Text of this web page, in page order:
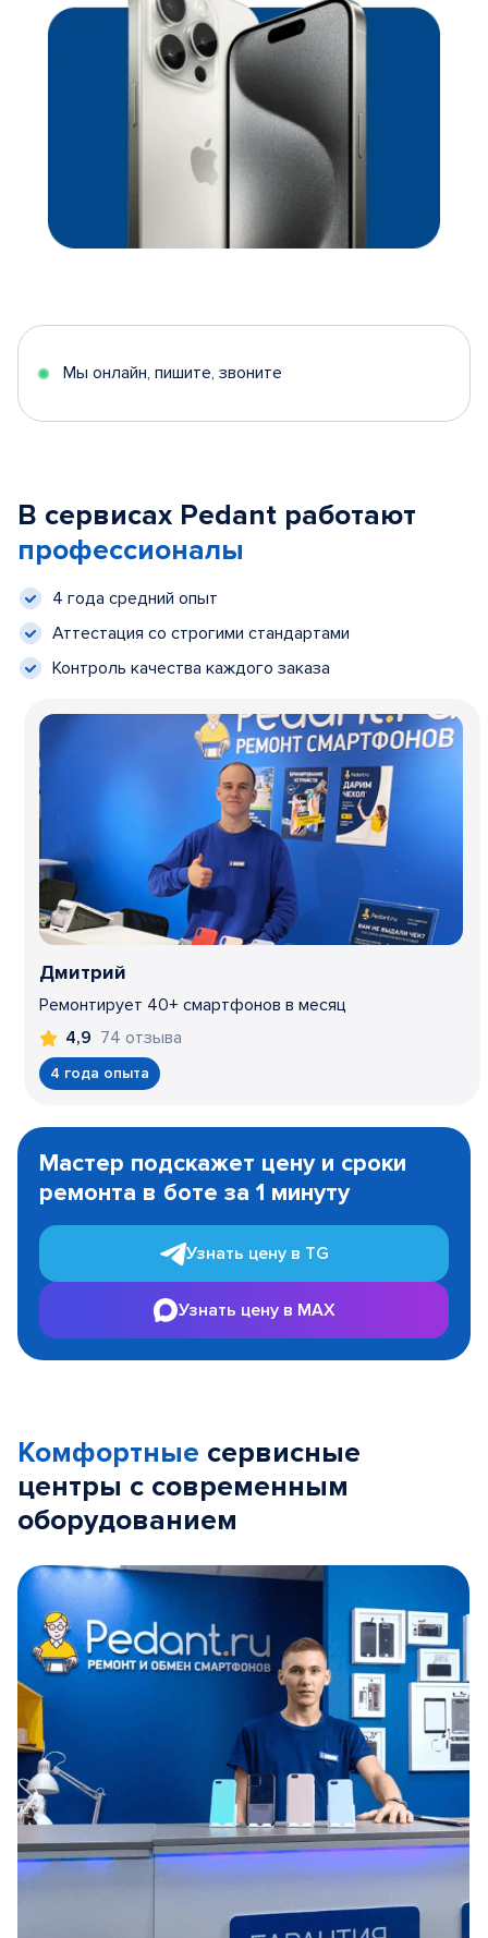
Мы онлайн, пишите, звоните
В сервисах Pedant работают
профессионалы
4 года средний опыт
Аттестация со строгими стандартами
Контроль качества каждого заказа
Дмитрий
Ремонтирует 40+ смартфонов в месяц
4,9 74 отзыва
4 года опыта
1
Мастер подскажет цену и сроки
ремонта в боте за 1 минуту
Узнать цену в TG
Узнать цену в MAX
Комфортные сервисные
центры с современным
оборудованием